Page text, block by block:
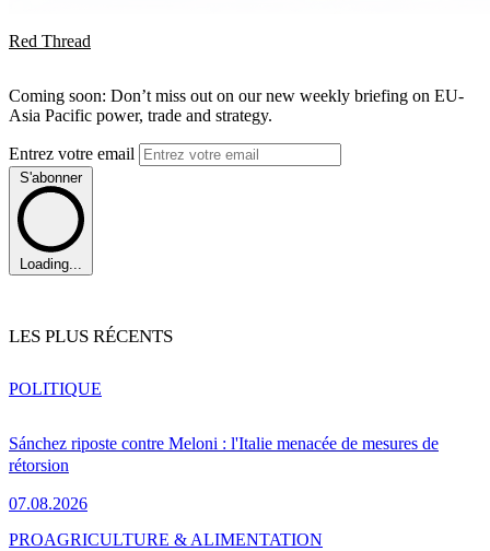
Red Thread
Coming soon: Don’t miss out on our new weekly briefing on EU-
Asia Pacific power, trade and strategy.
Entrez votre email
S'abonner
Loading...
LES PLUS RÉCENTS
Sánchez riposte contre Meloni : l'Italie menacée de mesures de
rétorsion
07.08.2026
POLITIQUE
PROAGRICULTURE & ALIMENTATION